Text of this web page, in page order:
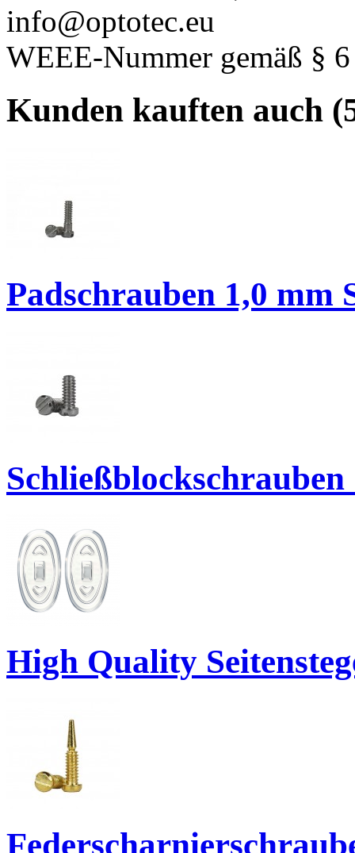
info@optotec.eu
WEEE-Nummer gemäß §
Kunden kauften auch
Padschrauben 1,0 mm
High Quality